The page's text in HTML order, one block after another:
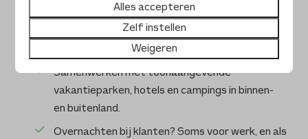
Natuurlijk zorgen we niet alleen goed voor je nu,
maar ook voor later, met een solide
pensioenregeling.
Samenwerken met toonaangevende
vakantieparken, hotels en campings in binnen-
en buitenland.
Overnachten bij klanten? Soms voor werk, en als
Alles accepteren
Zelf instellen
Weigeren